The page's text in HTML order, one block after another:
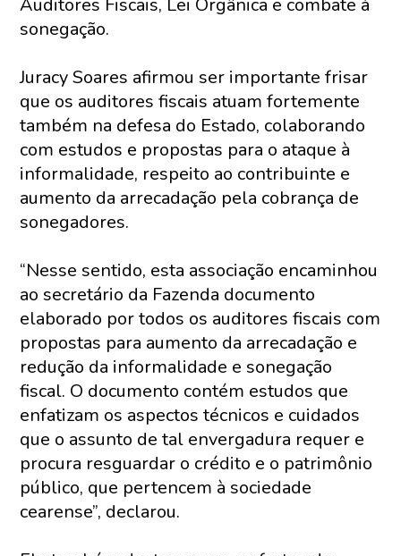
Auditores Fiscais, Lei Orgânica e combate à
sonegação.
Juracy Soares afirmou ser importante frisar
que os auditores fiscais atuam fortemente
também na defesa do Estado, colaborando
com estudos e propostas para o ataque à
informalidade, respeito ao contribuinte e
aumento da arrecadação pela cobrança de
sonegadores.
“Nesse sentido, esta associação encaminhou
ao secretário da Fazenda documento
elaborado por todos os auditores fiscais com
propostas para aumento da arrecadação e
redução da informalidade e sonegação
fiscal. O documento contém estudos que
enfatizam os aspectos técnicos e cuidados
que o assunto de tal envergadura requer e
procura resguardar o crédito e o patrimônio
público, que pertencem à sociedade
cearense”, declarou.